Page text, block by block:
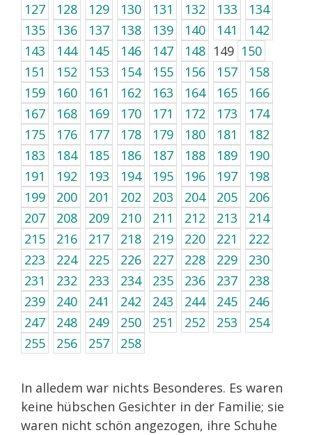
127
128 129 130 131 132 133
134
135
136 137 138 139 140 141
142
143
144 145 146 147 148 149 150
151
152 153 154 155 156 157
158
159
160 161 162 163 164 165
166
167
168 169 170 171 172 173
174
175
176 177 178 179 180 181
182
183
184 185 186 187 188 189
190
191
192 193 194 195 196 197
198
199
200 201 202 203 204 205
206
207
208 209 210 211 212 213
214
215
216 217 218 219 220 221
222
223
224 225 226 227 228 229
230
231
232 233 234 235 236 237
238
239
240 241 242 243 244 245
246
247
248 249 250 251 252 253
254
255
256 257 258
In alledem war nichts Besonderes. Es waren
keine hübschen Gesichter in der Familie; sie
waren nicht schön angezogen, ihre Schuhe